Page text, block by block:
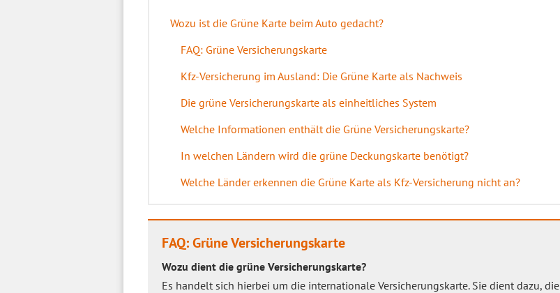
Wozu ist die Grüne Karte beim Auto gedacht?
FAQ: Grüne Versicherungskarte
Kfz-Versicherung im Ausland: Die Grüne Karte als Nachweis
Die grüne Versicherungskarte als einheitliches System
Welche Informationen enthält die Grüne Versicherungskarte?
In welchen Ländern wird die grüne Deckungskarte benötigt?
Welche Länder erkennen die Grüne Karte als Kfz-Versicherung nicht an?
FAQ: Grüne Versicherungskarte
Wozu dient die grüne Versicherungskarte?
Es handelt sich hierbei um die internationale Versicherungskarte. Sie dient dazu, die